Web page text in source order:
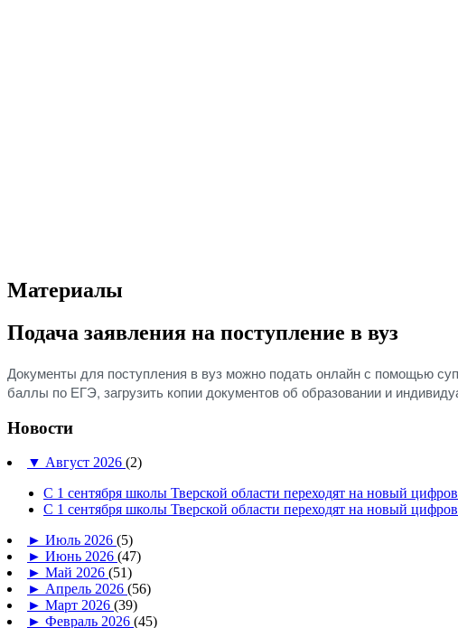
Материалы
Подача заявления на поступление в вуз
Документы для поступления в вуз можно подать онлайн с помощью
баллы по ЕГЭ, загрузить копии документов об образовании и
Новости
▼ Август 2026 (2)
С 1 сентября школы Тверской области переходят на новый
С 1 сентября школы Тверской области переходят на новый
► Июль 2026 (5)
► Июнь 2026 (47)
► Май 2026 (51)
► Апрель 2026 (56)
► Март 2026 (39)
► Февраль 2026 (45)